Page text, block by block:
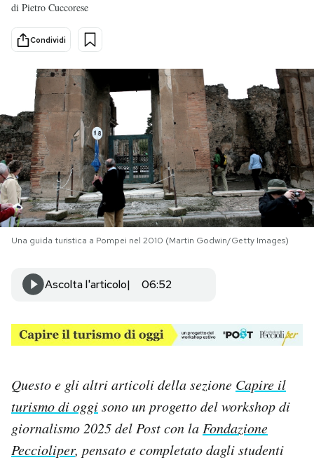
Economia
Sport
PODCAST
NEWSLETTER
I MIEI PREFERITI
SHOP
CALENDARIO
AREA PERSONALE
Notifiche mobile
Regala il Post
Hai bisogno di aiuto?
Esci
di Pietro Cuccorese
Condividi
Una guida turistica a Pompei nel 2010 (Martin Godwin/Getty Images)
Ascolta l'articolo 06:52
Questo e gli altri articoli della sezione Capire il
turismo di oggisono un progetto del workshop di
giornalismo 2025 del Post con la Fondazione
Peccioliper, pensato e completato dagli studenti